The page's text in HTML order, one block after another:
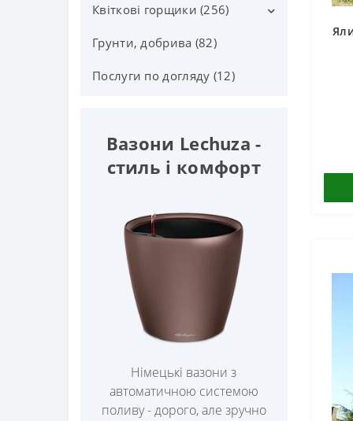
Квіткові горщики (256)
Горщики Лечуза, Аксесуари
Грунти, добрива (82)
Послуги по догляду (12)
Вазони Lechuza -
стиль і комфорт
Німецькі вазони з
автоматичною системою
поливу - дорого, але зручно